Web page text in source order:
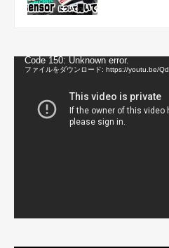
動Code 150: Unknown error.
ファイルをダウンロード: https://youtu.be/